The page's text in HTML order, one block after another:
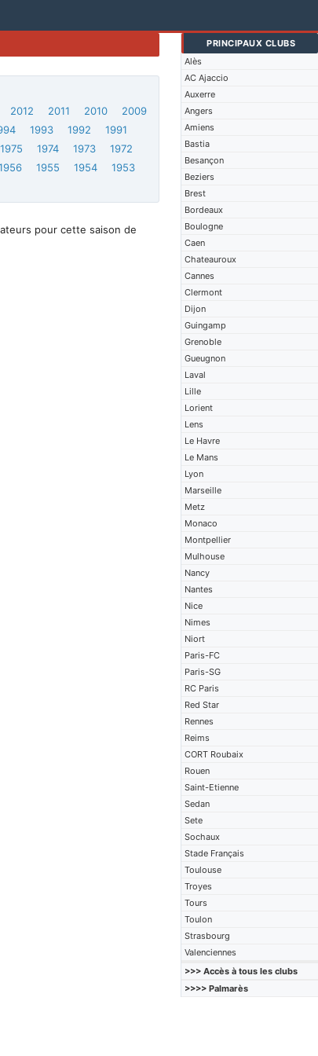
PRINCIPAUX CLUBS
Alès
AC Ajaccio
Auxerre
Angers
Amiens
Bastia
Besançon
Beziers
Brest
Bordeaux
Boulogne
Caen
Chateauroux
Cannes
Clermont
Dijon
Guingamp
Grenoble
Gueugnon
Laval
Lille
Lorient
Lens
Le Havre
Le Mans
Lyon
Marseille
Metz
Monaco
Montpellier
Mulhouse
Nancy
Nantes
Nice
Nimes
Niort
Paris-FC
Paris-SG
RC Paris
Red Star
Rennes
Reims
CORT Roubaix
Rouen
Saint-Etienne
Sedan
Sete
Sochaux
Stade Français
Toulouse
Troyes
Tours
Toulon
Strasbourg
Valenciennes
>>> Accès à tous les clubs
>>>> Palmarès
2012 2011 2010
2009
1993 1992
1991
1975 1974 1973
1972
1955 1954
1953
pour cette saison de